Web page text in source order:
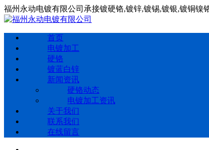
福州永动电镀有限公司承接镀硬铬,镀锌,镀锡,镀银,镀铜镍
首页
电镀加工
硬铬
镀蓝白锌
新闻资讯
硬铬动态
电镀加工资讯
关于我们
联系我们
在线留言